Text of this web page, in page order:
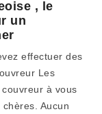
, le
un
effectuer des
Les
à vous
Aucun